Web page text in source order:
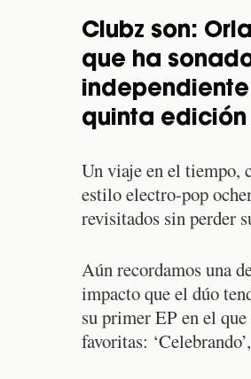
Clubz son:
que ha
quinta edición
Un viaje en el tiempo,
estilo electro-pop
revisitados sin perder
Aún recordamos una
impacto que el dúo
su primer EP en el que
favoritas: